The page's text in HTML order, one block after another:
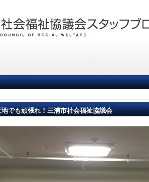
でも頑張れ！三浦市社会福祉協議会